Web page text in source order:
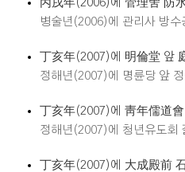
丙戌年(2006)에 管理舍 防
병술년(2006)에 관리사 방수
丁亥年(2007)에 明倫堂 앞
정해년(2007)에 명륜당 앞
丁亥年(2007)에 靑年儒道
정해년(2007)에 청년유도회
丁亥年(2007)에 大成殿前